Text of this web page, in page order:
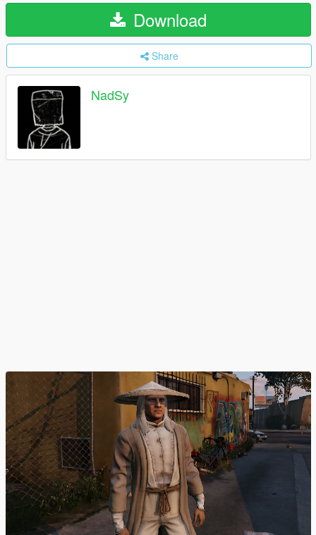
Download
Share
NadSy